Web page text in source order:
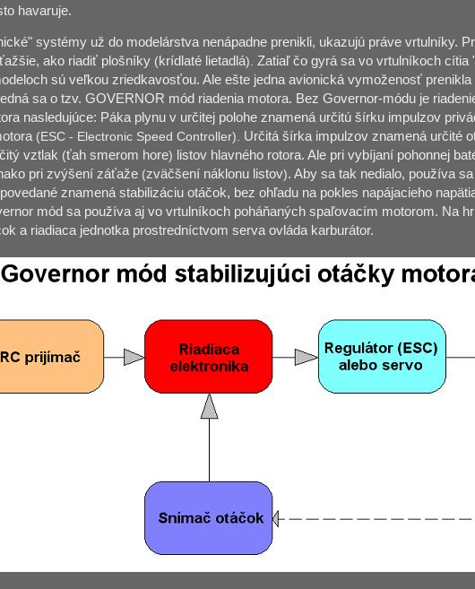
havaruje.
systémy už do modelárstva nenápadne prenikli, ukazujú práve vrtulníky.
ako riadiť plošníky (krídlaté lietadlá). Zatiaľ čo gyrá sa vo vrtulníkoch cítia
sú veľkou zriedkavosťou. Ale ešte jedna avionická vymoženosť prenikla
sa o tzv. GOVERNOR mód riadenia motora. Bez Governor-módu je
nasledujúce: Páka plynu v určitej polohe znamená určitú šírku impulzov
(ESC - Electronic Speed Controller). Určitá šírka impulzov znamená určité
vztlak (ťah smerom hore) listov hlavného rotora. Ale pri vybíjaní pohonnej
pri zvýšení záťaže (zväčšení náklonu listov). Aby sa tak nedialo, používa
znamená stabilizáciu otáčok, bez ohľadu na pokles napájacieho
mód sa používa aj vo vrtulníkoch poháňaných spaľovacím motorom. Na
a riadiaca jednotka prostredníctvom serva ovláda karburátor.